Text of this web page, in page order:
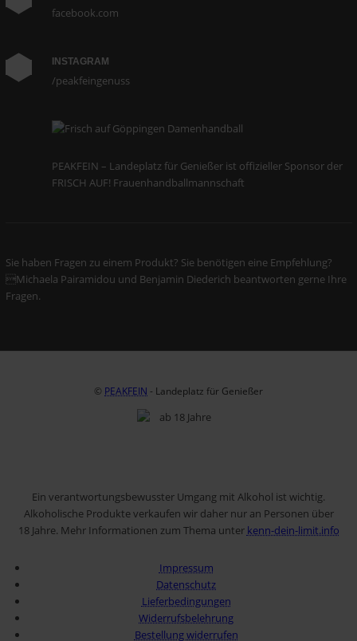
facebook.com
INSTAGRAM
/peakfeingenuss
PEAKFEIN – Landeplatz für Genießer ist offizieller Sponsor der
FRISCH AUF! Frauenhandballmannschaft
Sie haben Fragen zu einem Produkt? Sie benötigen eine Empfehlung?
Michaela Pairamidou und Benjamin Diederich beantworten gerne Ihre
Fragen.
© PEAKFEIN - Landeplatz für Genießer
Ein verantwortungsbewusster Umgang mit Alkohol ist wichtig.
Alkoholische Produkte verkaufen wir daher nur an Personen über
18 Jahre. Mehr Informationen zum Thema unter kenn-dein-limit.info
Impressum
Datenschutz
Lieferbedingungen
Widerrufsbelehrung
Bestellung widerrufen